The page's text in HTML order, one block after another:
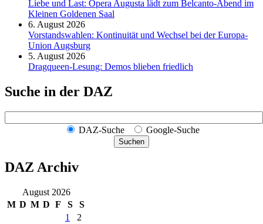
Liebe und Last: Opera Augusta lädt zum Belcanto-Abend im
Kleinen Goldenen Saal
6. August 2026
Vorstandswahlen: Kontinuität und Wechsel bei der Europa-
Union Augsburg
5. August 2026
Dragqueen-Lesung: Demos blieben friedlich
Suche in der DAZ
DAZ-Suche Google-Suche
Suchen
DAZ Archiv
August 2026
M D M D F S
S
1
2